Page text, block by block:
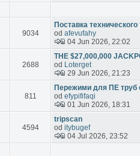
9034
Поставка
od afevufahy
04 Jun 2026, 22:02
2688
THE $27,000,000
od Loterget
29 Jun 2026, 21:23
811
Пережими для ПЕ труб
od efypififaqi
01 Jun 2026, 18:31
4594
tripscan
od itybugef
04 Jul 2026, 23:52